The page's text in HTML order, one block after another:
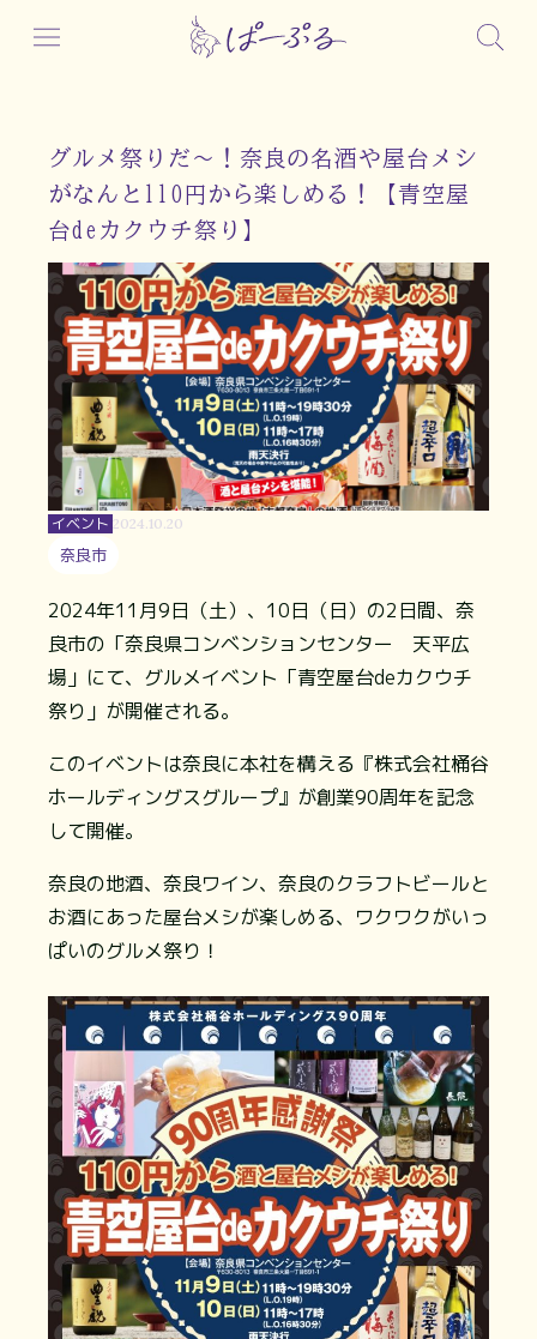
グルメ祭りだ～！奈良の名酒や屋台メシ
がなんと110円から楽しめる！【青空屋
台deカクウチ祭り】
イベント 2024.10.20
奈良市
2024年11月9日（土）、10日（日）の2日間、奈
良市の「奈良県コンベンションセンター 天平広
場」にて、グルメイベント「青空屋台deカクウチ
祭り」が開催される。
このイベントは奈良に本社を構える『株式会社桶谷
ホールディングスグループ』が創業90周年を記念
して開催。
奈良の地酒、奈良ワイン、奈良のクラフトビールと
お酒にあった屋台メシが楽しめる、ワクワクがいっ
ぱいのグルメ祭り！